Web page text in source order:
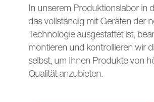
In unserem Produktionslabor in
das vollständig mit Geräten der
Technologie ausgestattet ist,
montieren und kontrollieren wir
selbst, um Ihnen Produkte von
Qualität anzubieten.